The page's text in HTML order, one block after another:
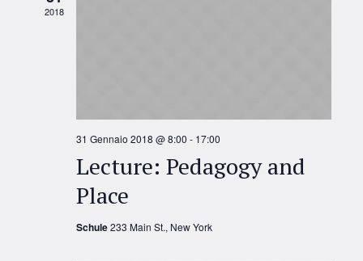
2018
31 Gennaio 2018 @ 8:00 - 17:00
Lecture: Pedagogy and
Place
Schule233 Main St., New York